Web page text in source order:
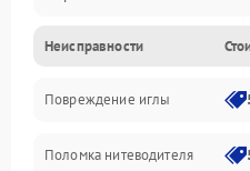
Прочие неисправности
Подача ткани
Игловодитель и механизмы
Неисправности
Повреждение иглы
Поломка нитеводителя